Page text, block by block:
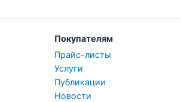
Покупателям
Прайс-листы
Услуги
Публикации
Новости